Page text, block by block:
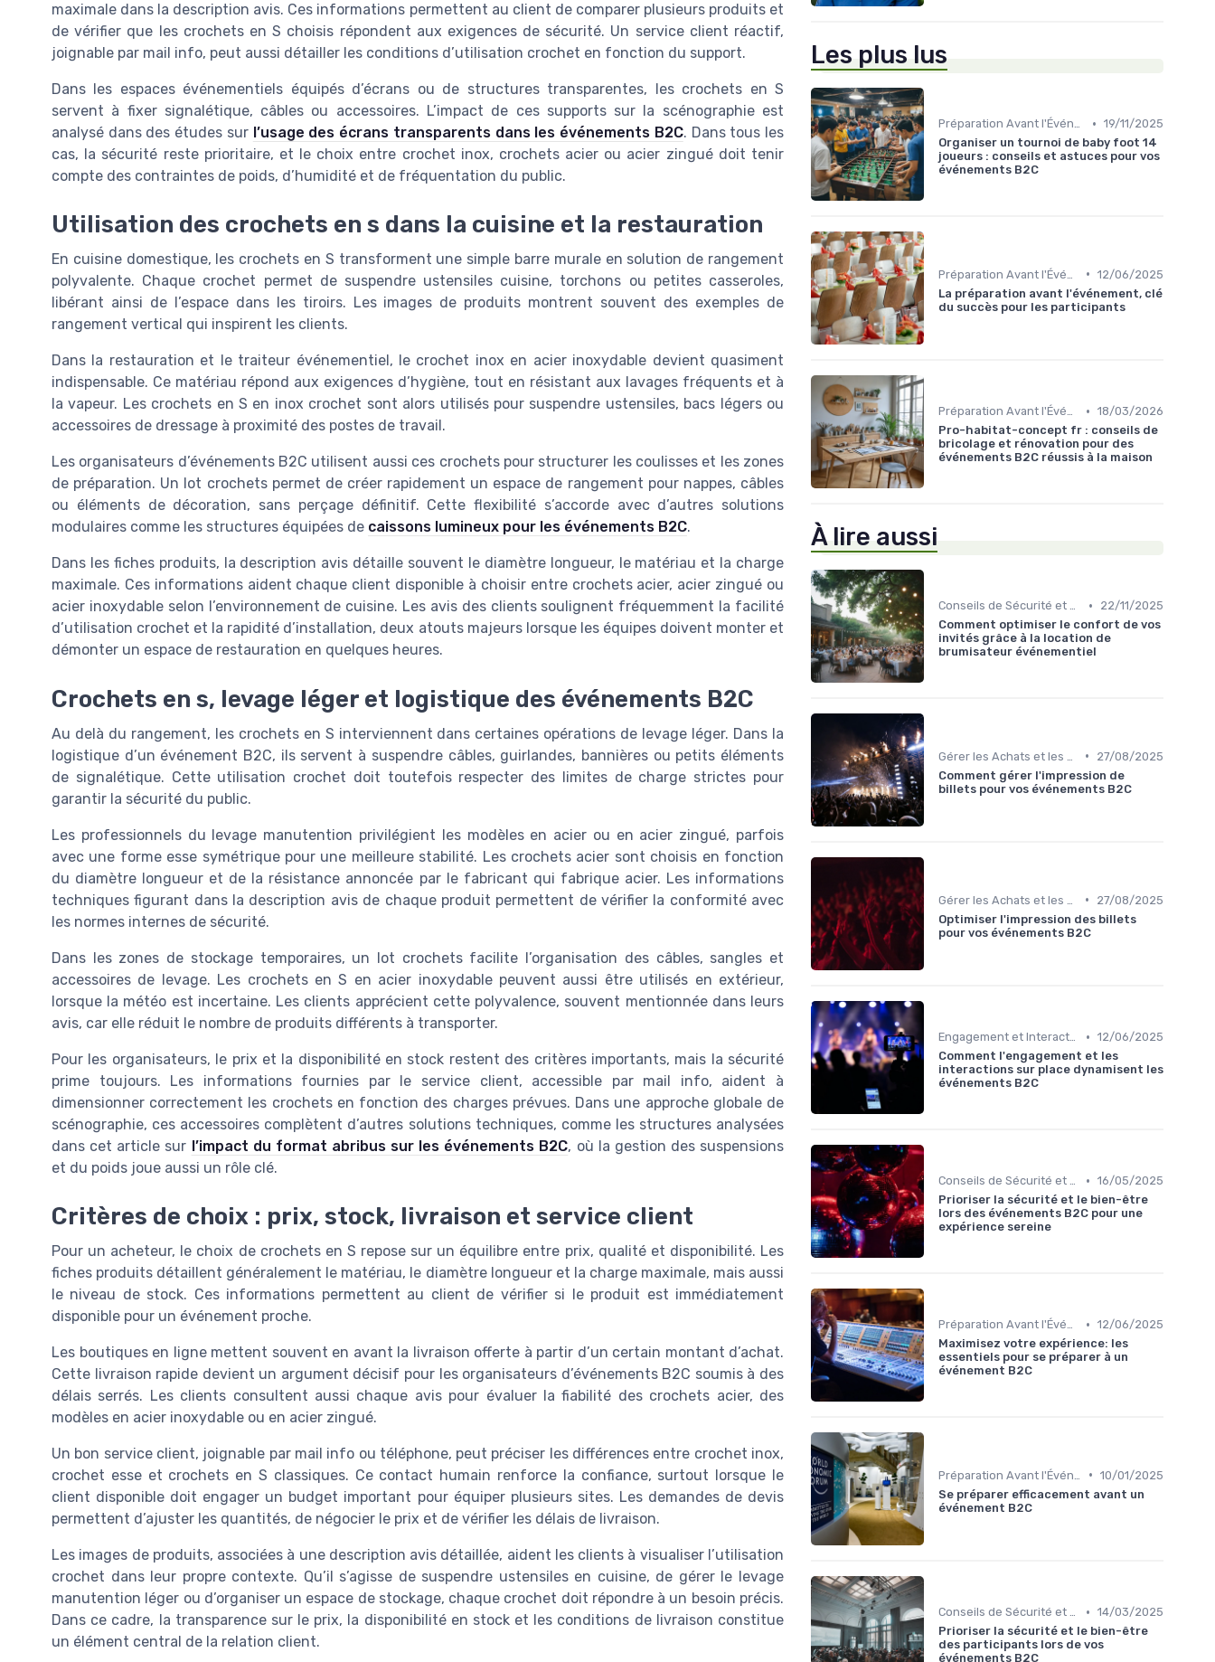
maximale dans la description avis. Ces informations permettent au client de comparer plusieurs produits et
de vérifier que les crochets en S choisis répondent aux exigences de sécurité. Un service client réactif,
joignable par mail info, peut aussi détailler les conditions d’utilisation crochet en fonction du support.
Dans les espaces événementiels équipés d’écrans ou de structures transparentes, les crochets en S
servent à fixer signalétique, câbles ou accessoires. L’impact de ces supports sur la scénographie est
analysé dans des études sur l’usage des écrans transparents dans les événements B2C. Dans tous les
cas, la sécurité reste prioritaire, et le choix entre crochet inox, crochets acier ou acier zingué doit tenir
compte des contraintes de poids, d’humidité et de fréquentation du public.
Utilisation des crochets en s dans la cuisine et la restauration
En cuisine domestique, les crochets en S transforment une simple barre murale en solution de rangement
polyvalente. Chaque crochet permet de suspendre ustensiles cuisine, torchons ou petites casseroles,
libérant ainsi de l’espace dans les tiroirs. Les images de produits montrent souvent des exemples de
rangement vertical qui inspirent les clients.
Dans la restauration et le traiteur événementiel, le crochet inox en acier inoxydable devient quasiment
indispensable. Ce matériau répond aux exigences d’hygiène, tout en résistant aux lavages fréquents et à
la vapeur. Les crochets en S en inox crochet sont alors utilisés pour suspendre ustensiles, bacs légers ou
accessoires de dressage à proximité des postes de travail.
Les organisateurs d’événements B2C utilisent aussi ces crochets pour structurer les coulisses et les zones
de préparation. Un lot crochets permet de créer rapidement un espace de rangement pour nappes, câbles
ou éléments de décoration, sans perçage définitif. Cette flexibilité s’accorde avec d’autres solutions
modulaires comme les structures équipées de caissons lumineux pour les événements B2C.
Dans les fiches produits, la description avis détaille souvent le diamètre longueur, le matériau et la charge
maximale. Ces informations aident chaque client disponible à choisir entre crochets acier, acier zingué ou
acier inoxydable selon l’environnement de cuisine. Les avis des clients soulignent fréquemment la facilité
d’utilisation crochet et la rapidité d’installation, deux atouts majeurs lorsque les équipes doivent monter et
démonter un espace de restauration en quelques heures.
Crochets en s, levage léger et logistique des événements B2C
Au delà du rangement, les crochets en S interviennent dans certaines opérations de levage léger. Dans la
logistique d’un événement B2C, ils servent à suspendre câbles, guirlandes, bannières ou petits éléments
de signalétique. Cette utilisation crochet doit toutefois respecter des limites de charge strictes pour
garantir la sécurité du public.
Les professionnels du levage manutention privilégient les modèles en acier ou en acier zingué, parfois
avec une forme esse symétrique pour une meilleure stabilité. Les crochets acier sont choisis en fonction
du diamètre longueur et de la résistance annoncée par le fabricant qui fabrique acier. Les informations
techniques figurant dans la description avis de chaque produit permettent de vérifier la conformité avec
les normes internes de sécurité.
Dans les zones de stockage temporaires, un lot crochets facilite l’organisation des câbles, sangles et
accessoires de levage. Les crochets en S en acier inoxydable peuvent aussi être utilisés en extérieur,
lorsque la météo est incertaine. Les clients apprécient cette polyvalence, souvent mentionnée dans leurs
avis, car elle réduit le nombre de produits différents à transporter.
Pour les organisateurs, le prix et la disponibilité en stock restent des critères importants, mais la sécurité
prime toujours. Les informations fournies par le service client, accessible par mail info, aident à
dimensionner correctement les crochets en fonction des charges prévues. Dans une approche globale de
scénographie, ces accessoires complètent d’autres solutions techniques, comme les structures analysées
dans cet article sur l’impact du format abribus sur les événements B2C, où la gestion des suspensions
et du poids joue aussi un rôle clé.
Critères de choix : prix, stock, livraison et service client
Pour un acheteur, le choix de crochets en S repose sur un équilibre entre prix, qualité et disponibilité. Les
fiches produits détaillent généralement le matériau, le diamètre longueur et la charge maximale, mais aussi
le niveau de stock. Ces informations permettent au client de vérifier si le produit est immédiatement
disponible pour un événement proche.
Les boutiques en ligne mettent souvent en avant la livraison offerte à partir d’un certain montant d’achat.
Cette livraison rapide devient un argument décisif pour les organisateurs d’événements B2C soumis à des
délais serrés. Les clients consultent aussi chaque avis pour évaluer la fiabilité des crochets acier, des
modèles en acier inoxydable ou en acier zingué.
Un bon service client, joignable par mail info ou téléphone, peut préciser les différences entre crochet inox,
crochet esse et crochets en S classiques. Ce contact humain renforce la confiance, surtout lorsque le
client disponible doit engager un budget important pour équiper plusieurs sites. Les demandes de devis
permettent d’ajuster les quantités, de négocier le prix et de vérifier les délais de livraison.
Les images de produits, associées à une description avis détaillée, aident les clients à visualiser l’utilisation
crochet dans leur propre contexte. Qu’il s’agisse de suspendre ustensiles en cuisine, de gérer le levage
manutention léger ou d’organiser un espace de stockage, chaque crochet doit répondre à un besoin précis.
Dans ce cadre, la transparence sur le prix, la disponibilité en stock et les conditions de livraison constitue
un élément central de la relation client.
Les plus lus
Préparation Avant l'Événement • 19/11/2025
Organiser un tournoi de baby foot 14
joueurs : conseils et astuces pour vos
événements B2C
• 12/06/2025
La préparation avant l'événement, clé
du succès pour les participants
Préparation Avant l'Événement • 18/03/2026
Pro-habitat-concept fr : conseils de
bricolage et rénovation pour des
événements B2C réussis à la maison
À lire aussi
Conseils de Sécurité et Bien-être •
22/11/2025
Comment optimiser le confort de vos
invités grâce à la location de
brumisateur événementiel
•
27/08/2025
Comment gérer l'impression de
billets pour vos événements B2C
•
27/08/2025
Optimiser l'impression des billets
pour vos événements B2C
Engagement et Interactions sur Place • 12/06/2025
Comment l'engagement et les
interactions sur place dynamisent les
événements B2C
Conseils de Sécurité et Bien-être • 16/05/2025
Prioriser la sécurité et le bien-être
lors des événements B2C pour une
expérience sereine
Préparation Avant l'Événement • 12/06/2025
Maximisez votre expérience: les
essentiels pour se préparer à un
événement B2C
• 10/01/2025
Se préparer efficacement avant un
événement B2C
Conseils de Sécurité et Bien-être • 14/03/2025
Prioriser la sécurité et le bien-être
des participants lors de vos
événements B2C